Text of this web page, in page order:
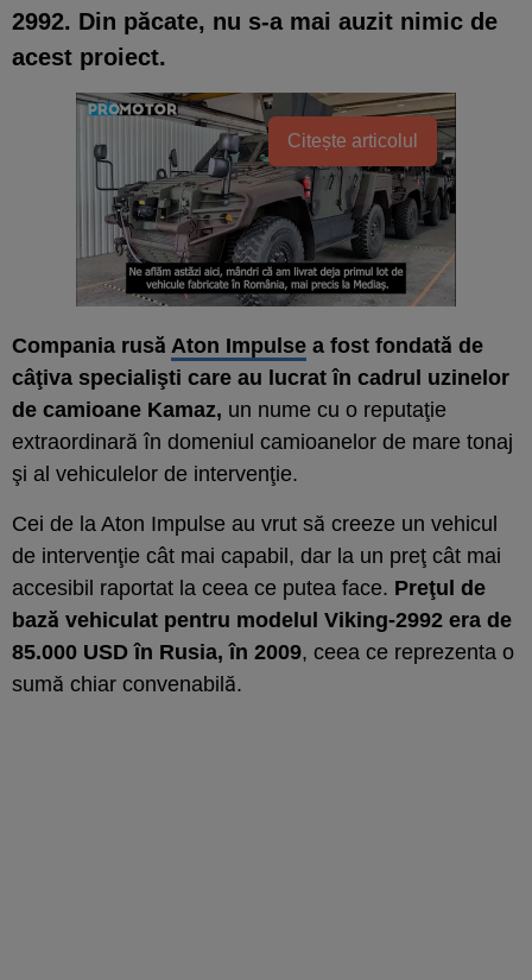
2992. Din păcate, nu s-a mai auzit nimic de
acest proiect.
Citește articolul
Compania rusă Aton Impulse a fost fondată de
câţiva specialişti care au lucrat în cadrul uzinelor
de camioane Kamaz, un nume cu o reputaţie
extraordinară în domeniul camioanelor de mare tonaj
şi al vehiculelor de intervenţie.
Cei de la Aton Impulse au vrut să creeze un vehicul
de intervenţie cât mai capabil, dar la un preţ cât mai
accesibil raportat la ceea ce putea face. Preţul de
bază vehiculat pentru modelul Viking-2992 era de
85.000 USD în Rusia, în 2009, ceea ce reprezenta o
sumă chiar convenabilă.